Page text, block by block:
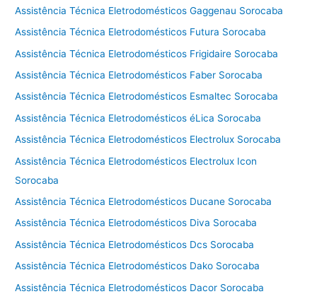
Assistência Técnica Eletrodomésticos Gaggenau Sorocaba
Assistência Técnica Eletrodomésticos Futura Sorocaba
Assistência Técnica Eletrodomésticos Frigidaire Sorocaba
Assistência Técnica Eletrodomésticos Faber Sorocaba
Assistência Técnica Eletrodomésticos Esmaltec Sorocaba
Assistência Técnica Eletrodomésticos éLica Sorocaba
Assistência Técnica Eletrodomésticos Electrolux Sorocaba
Assistência Técnica Eletrodomésticos Electrolux Icon
Sorocaba
Assistência Técnica Eletrodomésticos Ducane Sorocaba
Assistência Técnica Eletrodomésticos Diva Sorocaba
Assistência Técnica Eletrodomésticos Dcs Sorocaba
Assistência Técnica Eletrodomésticos Dako Sorocaba
Assistência Técnica Eletrodomésticos Dacor Sorocaba